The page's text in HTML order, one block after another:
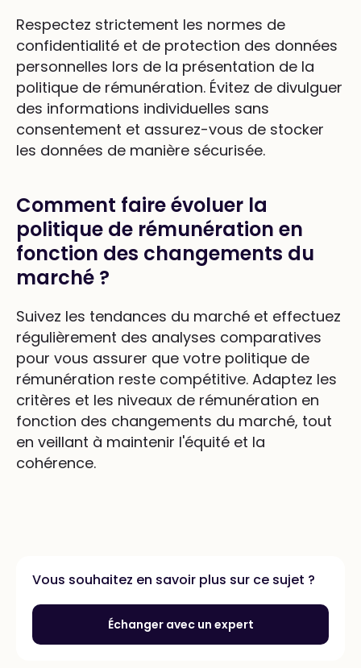
Respectez strictement les normes de
confidentialité et de protection des données
personnelles lors de la présentation de la
politique de rémunération. Évitez de divulguer
des informations individuelles sans
consentement et assurez-vous de stocker
les données de manière sécurisée.
Comment faire évoluer la
politique de rémunération en
fonction des changements du
marché ?
Suivez les tendances du marché et effectuez
régulièrement des analyses comparatives
pour vous assurer que votre politique de
rémunération reste compétitive. Adaptez les
critères et les niveaux de rémunération en
fonction des changements du marché, tout
en veillant à maintenir l'équité et la
cohérence.
Vous souhaitez en savoir plus sur ce sujet ?
Échanger avec un expert